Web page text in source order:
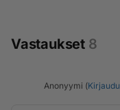
Vastaukset 8
Anonyymi (Kirjaudu